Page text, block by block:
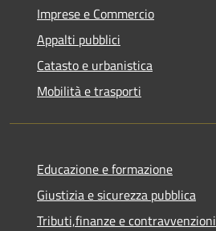
Imprese e Commercio
Appalti pubblici
Catasto e urbanistica
Mobilità e trasporti
Educazione e formazione
Giustizia e sicurezza pubblica
Tributi,finanze e contravvenzioni